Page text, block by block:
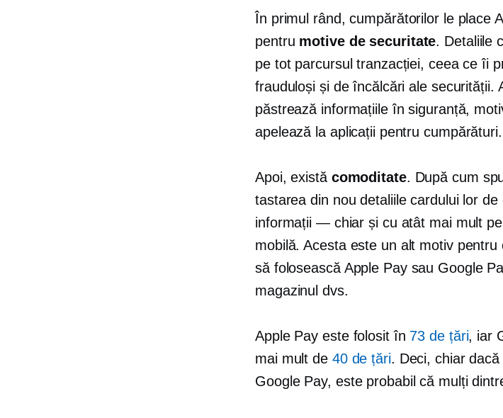
În primul rând, cumpărătorilor le place
pentru motive de securitate. Detaliile
pe tot parcursul tranzacției, ceea ce îi
frauduloși și de încălcări ale securității.
păstrează informațiile în siguranță,
apelează la aplicații pentru cumpărături.
Apoi, există comoditate. După cum
tastarea din nou detaliile cardului lor
informații — chiar șicu atât mai mult
mobilă. Acesta este un alt motiv
să folosească Apple Pay sau Google
magazinul dvs.
Apple Pay este folosit în 73 de țări, iar
mai mult de 40 de țări. Deci, chiar
Google Pay, este probabil că mulți